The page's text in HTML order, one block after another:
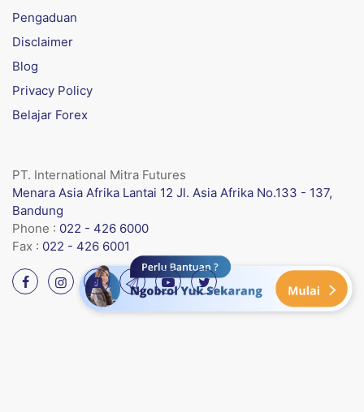
Pengaduan
Disclaimer
Blog
Privacy Policy
Belajar Forex
PT. International Mitra Futures
Menara Asia Afrika Lantai 12 Jl. Asia Afrika No.133 - 137,
Bandung
Phone : 022 - 426 6000
Fax : 022 - 426 6001